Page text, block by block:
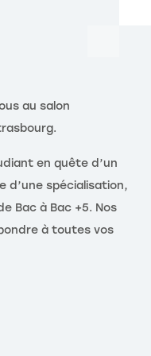
au salon
en quête d’un
d’une spécialisation,
Bac à Bac +5. Nos
à toutes vos